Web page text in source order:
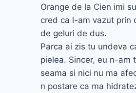
Orange de la Cien imi
cred ca l-am vazut prin
de geluri de dus.
Parca ai zis tu undeva
pielea. Sincer, eu n-am
seama si nici nu ma
n postare ca ma